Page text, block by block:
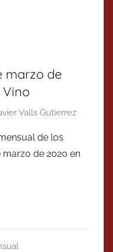
marzo de
Vino
Valls Gutierrez
de los
de 2020 en